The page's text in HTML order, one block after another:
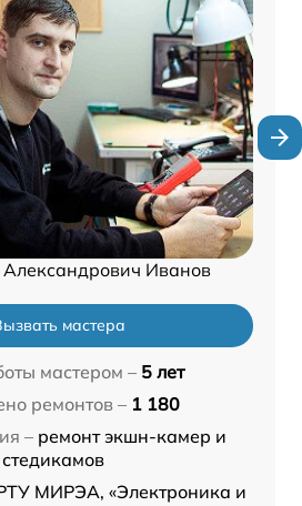
Александрович Иванов
мастера
мастером – 5 лет
ремонтов – 1 180
– ремонт экшн-камер и
стедикамов
МИРЭА, «Электроника и